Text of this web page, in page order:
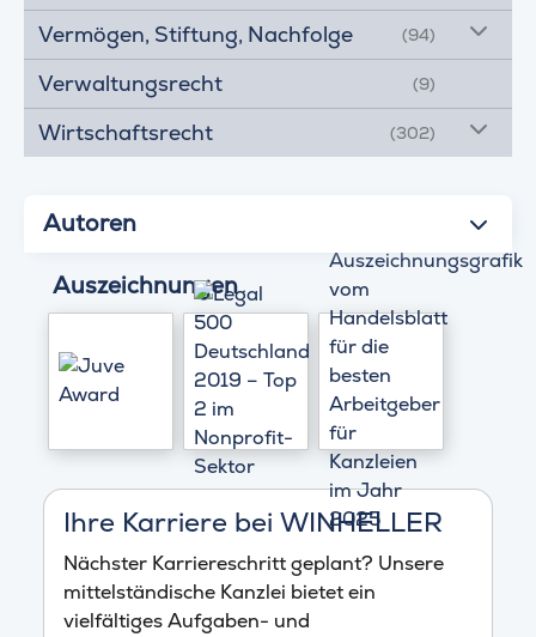
Vermögen, Stiftung, Nachfolge (94)
Verwaltungsrecht (9)
Wirtschaftsrecht (302)
Autoren
Auszeichnungen
Ihre Karriere bei WINHELLER
Nächster Karriereschritt geplant? Unsere
mittelständische Kanzlei bietet ein
vielfältiges Aufgaben- und